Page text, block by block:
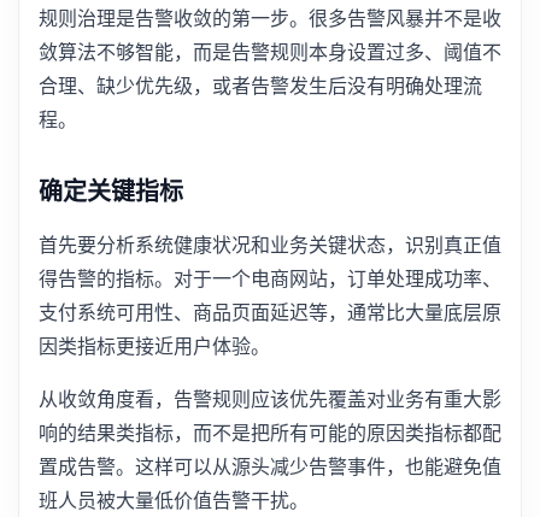
规则治理是告警收敛的第一步。很多告警风暴并不是收
敛算法不够智能，而是告警规则本身设置过多、阈值不
合理、缺少优先级，或者告警发生后没有明确处理流
程。
确定关键指标
首先要分析系统健康状况和业务关键状态，识别真正值
得告警的指标。对于一个电商网站，订单处理成功率、
支付系统可用性、商品页面延迟等，通常比大量底层原
因类指标更接近用户体验。
从收敛角度看，告警规则应该优先覆盖对业务有重大影
响的结果类指标，而不是把所有可能的原因类指标都配
置成告警。这样可以从源头减少告警事件，也能避免值
班人员被大量低价值告警干扰。